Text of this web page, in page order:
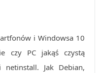
i Windowsa 10
czy PC jakąś czystą
Jak Debian,